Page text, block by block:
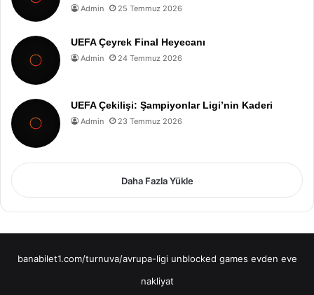
Admin 25 Temmuz 2026
UEFA Çeyrek Final Heyecanı
Admin 24 Temmuz 2026
UEFA Çekilişi: Şampiyonlar Ligi’nin Kaderi
Admin 23 Temmuz 2026
Daha Fazla Yükle
banabilet1.com/turnuva/avrupa-ligi unblocked games evden eve
nakliyat